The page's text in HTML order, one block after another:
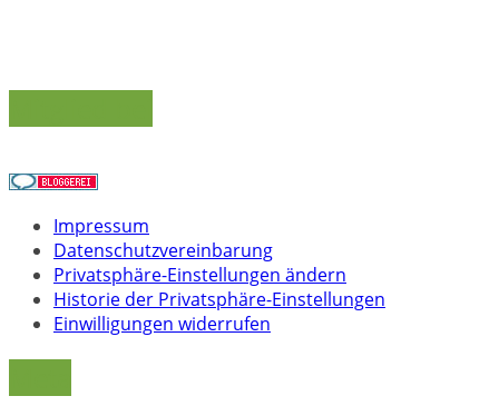
Impressum
Datenschutzvereinbarung
Privatsphäre-Einstellungen ändern
Historie der Privatsphäre-Einstellungen
Einwilligungen widerrufen